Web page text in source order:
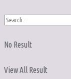
No Result
View All Result